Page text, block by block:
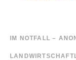
IM NOTFALL –